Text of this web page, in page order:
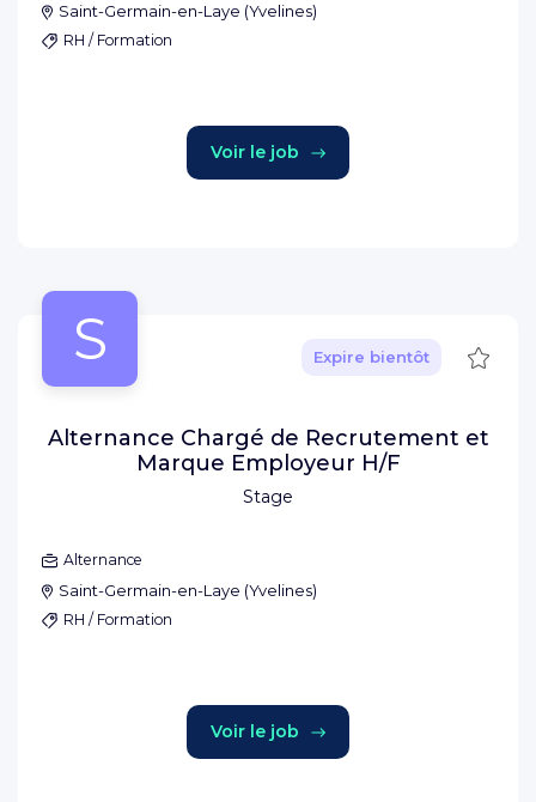
Saint-Germain-en-Laye (Yvelines)
RH / Formation
Voir le job
S
Stage
Expire bientôt
Alternance Chargé de Recrutement et
Marque Employeur H/F
Alternance
Saint-Germain-en-Laye (Yvelines)
RH / Formation
Voir le job